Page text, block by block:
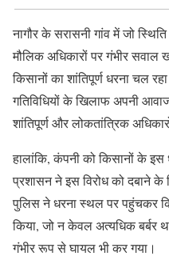
नागौर के सरासनी गांव में जो
मौलिक अधिकारों पर गंभीर सवाल
किसानों का शांतिपूर्ण धरना चल
गतिविधियों के खिलाफ अपनी
शांतिपूर्ण और लोकतांत्रिक
हालांकि, कंपनी को किसानों के इस
प्रशासन ने इस विरोध को दबाने
पुलिस ने धरना स्थल पर पहुंचकर
किया, जो न केवल अत्यधिक बर्बर
गंभीर रूप से घायल भी कर गया।